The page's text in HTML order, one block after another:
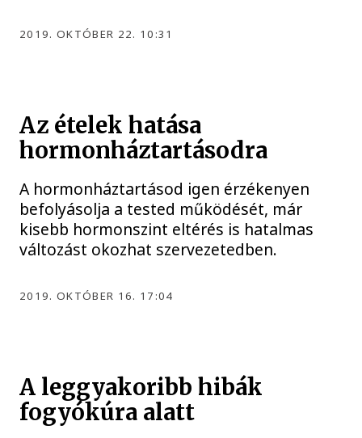
2019. OKTÓBER 22. 10:31
Az ételek hatása
hormonháztartásodra
A hormonháztartásod igen érzékenyen
befolyásolja a tested működését, már
kisebb hormonszint eltérés is hatalmas
változást okozhat szervezetedben.
2019. OKTÓBER 16. 17:04
A leggyakoribb hibák
fogyókúra alatt